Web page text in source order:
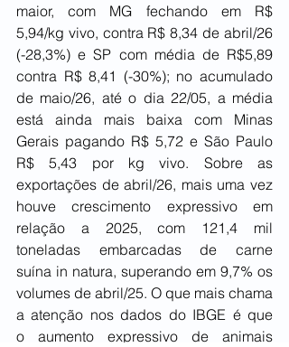
maior, com MG fechando em R$
5,94/kg vivo, contra R$ 8,34 de abril/26
(-28,3%) e SP com média de R$5,89
contra R$ 8,41 (-30%); no acumulado
de maio/26, até o dia 22/05, a média
está ainda mais baixa com Minas
Gerais pagando R$ 5,72 e São Paulo
R$ 5,43 por kg vivo. Sobre as
exportações de abril/26, mais uma vez
houve crescimento expressivo em
relação a 2025, com 121,4 mil
toneladas embarcadas de carne
suína in natura, superando em 9,7% os
volumes de abril/25. O que mais chama
a atenção nos dados do IBGE é que
o aumento expressivo de animais